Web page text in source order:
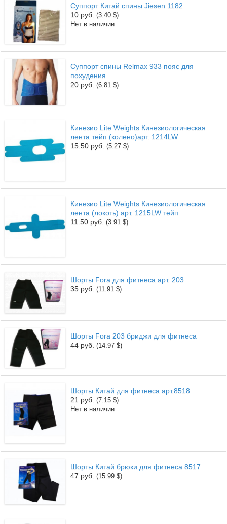
Суппорт Китай спины Jiesen 1182
10 руб. (3.40 $)
Нет в наличии
Суппорт спины Relmax 933 пояс для
похудения
20 руб. (6.81 $)
Кинезио Lite Weights Кинезиологическая
лента тейп (колено)арт. 1214LW
15.50 руб. (5.27 $)
Кинезио Lite Weights Кинезиологическая
лента (локоть) арт. 1215LW тейп
11.50 руб. (3.91 $)
Шорты Fora для фитнеса арт. 203
35 руб. (11.91 $)
Шорты Fora 203 бриджи для фитнеса
44 руб. (14.97 $)
Шорты Китай для фитнеса арт.8518
21 руб. (7.15 $)
Нет в наличии
Шорты Китай брюки для фитнеса 8517
47 руб. (15.99 $)